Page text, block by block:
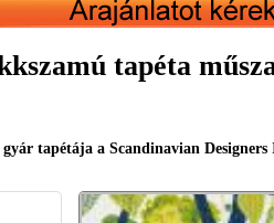
tapéta
gyár tapétája a Scandinavian